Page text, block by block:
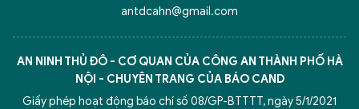
antdcahn@gmail.com
AN NINH THỦ ĐÔ - CƠ QUAN CỦA CÔNG AN THÀNH PHỐ HÀ
NỘI - CHUYÊN TRANG CỦA BÁO CAND
Giấy phép hoạt động báo chí số 08/GP-BTTTT, ngày 5/1/2021